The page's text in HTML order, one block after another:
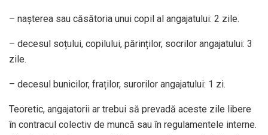
– naşterea sau căsătoria unui copil al angajatului: 2 zile.
– decesul soțului, copilului, părinților, socrilor angajatului: 3
zile.
– decesul bunicilor, fraților, surorilor angajatului: 1 zi.
Teoretic, angajatorii ar trebui să prevadă aceste zile libere
în contracul colectiv de muncă sau în regulamentele interne.